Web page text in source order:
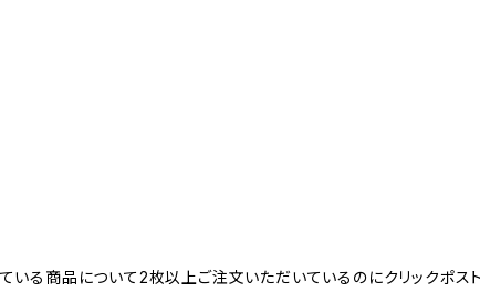
いる商品について2枚以上ご注文いただいているのにクリックポス